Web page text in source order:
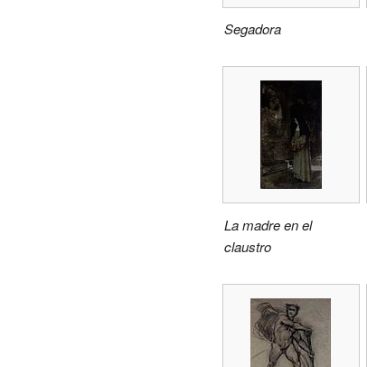
Segadora
La madre en el
claustro